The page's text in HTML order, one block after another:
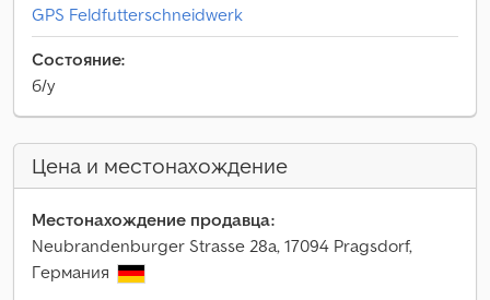
GPS Feldfutterschneidwerk
Состояние:
б/у
Цена и местонахождение
Местонахождение продавца:
Neubrandenburger Strasse 28a, 17094 Pragsdorf,
Германия